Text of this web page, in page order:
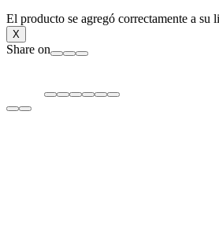
El producto se agregó correctamente a su
X
Share on